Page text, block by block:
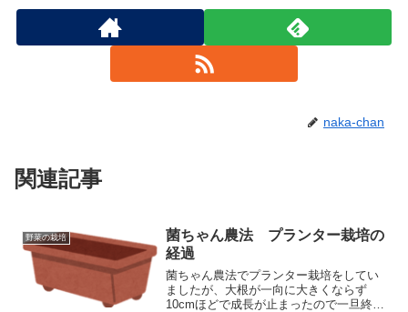
naka-chan
関連記事
野菜の栽培
菌ちゃん農法 プランター栽培の
経過
菌ちゃん農法でプランター栽培をしてい
ましたが、大根が一向に大きくならず
10cmほどで成長が止まったので一旦終了